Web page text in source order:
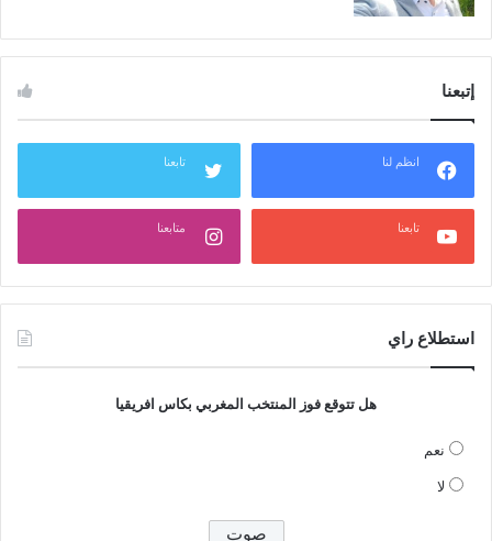
إتبعنا
انظم لنا تابعنا
تابعنا متابعنا
استطلاع راي
هل تتوقع فوز المنتخب المغربي بكاس افريقيا
نعم
لا